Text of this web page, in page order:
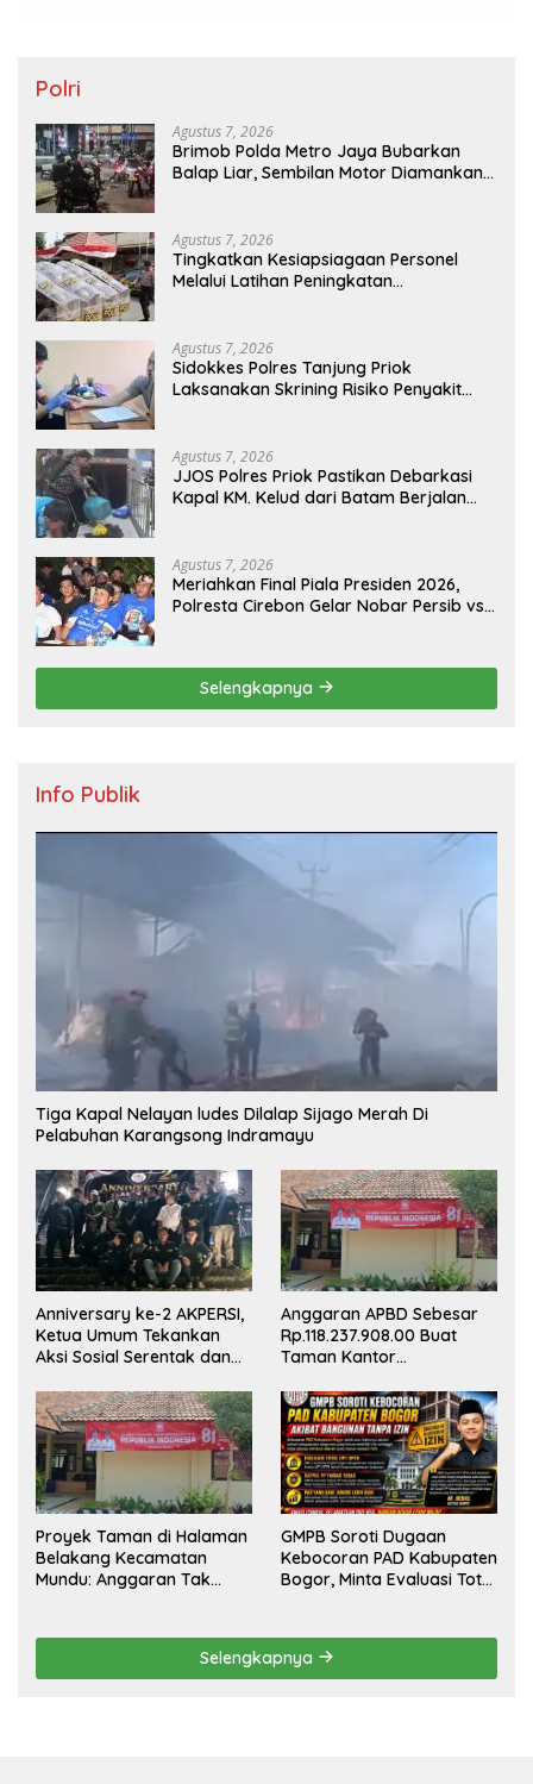
Polri
Agustus 7, 2026
Brimob Polda Metro Jaya Bubarkan
Balap Liar, Sembilan Motor Diamankan
Agustus 7, 2026
Tingkatkan Kesiapsiagaan Personel
Melalui Latihan Peningkatan
Agustus 7, 2026
Sidokkes Polres Tanjung Priok
Laksanakan Skrining Risiko Penyakit
Agustus 7, 2026
JJOS Polres Priok Pastikan Debarkasi
Kapal KM. Kelud dari Batam Berjalan
Agustus 7, 2026
Meriahkan Final Piala Presiden 2026,
Polresta Cirebon Gelar Nobar Persib vs
Selengkapnya
Info Publik
Tiga Kapal Nelayan ludes Dilalap Sijago Merah Di
Pelabuhan Karangsong Indramayu
Anniversary ke-2 AKPERSI,
Ketua Umum Tekankan
Aksi Sosial Serentak dan
Konstituen ke Dewan Pers
Anggaran APBD Sebesar
Rp.118.237.908.00 Buat
Taman Kantor
Masuk Akal, Harus
Dipertanggungjawabkan
Secara Terbuka!
Proyek Taman di Halaman
Belakang Kecamatan
Mundu: Anggaran Tak
GMPB Soroti Dugaan
Kebocoran PAD Kabupaten
Bogor, Minta Evaluasi Total
Selengkapnya